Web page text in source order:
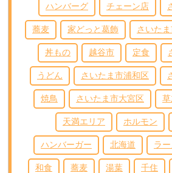
ハンバーグ チェーン店
蕎麦 家どっと葛飾 さいた
丼もの 越谷市 定食
うどん さいたま市浦和区
焼鳥 さいたま市大宮区
天満エリア ホルモン
ハンバーガー 北海道 ラ
和食 蕎麦 湯葉 千住